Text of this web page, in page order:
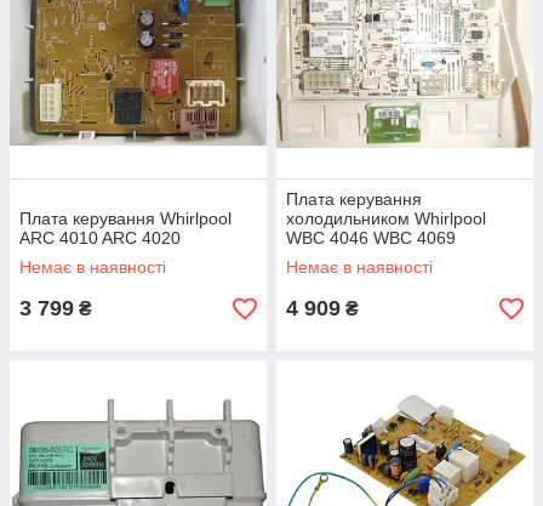
Плата керування Whirlpool
ARC 4010 ARC 4020
Немає в наявності
3 799 ₴
Плата керування
холодильником Whirlpool
WBC 4046 WBC 4069
480132103019
Немає в наявності
4 909 ₴